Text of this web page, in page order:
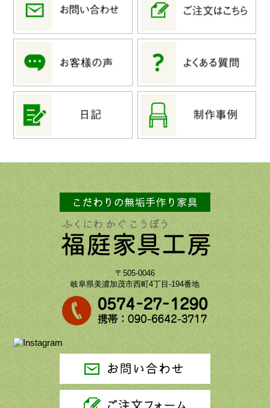
〒505-0046
岐阜県美濃加茂市西町4丁目-194番地